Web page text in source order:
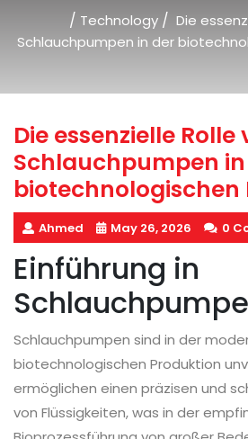
/ Technology / Die
Schlauchpumpen in der
Die essenzielle Rolle
Schlauchpumpen
biotechnologischen
Ahmed May 26, 2026 0
Einführung in
Schlauchpumpen sind in der
biotechnologischen Produktion
ermöglichen einen präzisen und
von Flüssigkeiten, was in der